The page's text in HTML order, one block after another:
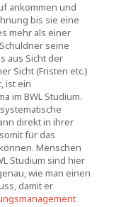
ankommen und
bis sie eine
mehr als einer
seine
aus Sicht der
Sicht (Fristen etc.)
ist ein
im BWL Studium.
direkt in ihrer
für das
Menschen
Studium sind hier
wie man einen
damit er